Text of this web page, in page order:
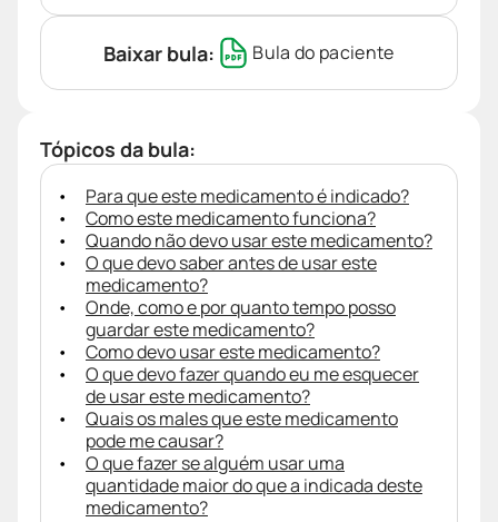
Baixar bula: Bula do paciente
Tópicos da bula:
Para que este medicamento é indicado?
Como este medicamento funciona?
Quando não devo usar este medicamento?
O que devo saber antes de usar este
medicamento?
Onde, como e por quanto tempo posso
guardar este medicamento?
Como devo usar este medicamento?
O que devo fazer quando eu me esquecer
de usar este medicamento?
Quais os males que este medicamento
pode me causar?
O que fazer se alguém usar uma
quantidade maior do que a indicada deste
medicamento?